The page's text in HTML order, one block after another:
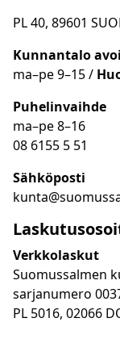
PL 40, 89601
Kunnantalo
ma–pe 9–15 /
Puhelinvaihde
ma–pe 8–16
08 6155 5 51
Sähköposti
Verkkolaskut
Suomussalmen
sarjanumero
PL 5016, 02066